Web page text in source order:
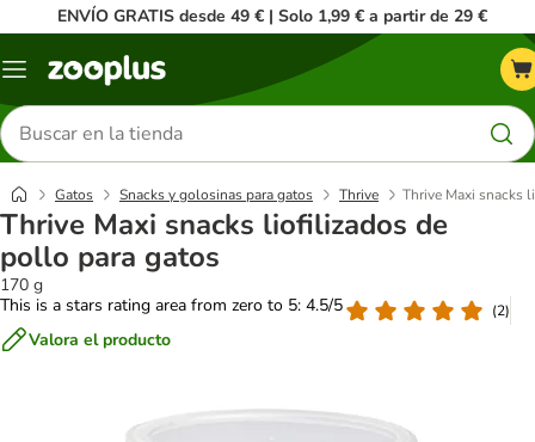
ENVÍO GRATIS desde 49 € | Solo 1,99 € a partir de 29 €
Menú
Buscar
productos
Gatos Snacks y golosinas para gatos Thrive Thrive Maxi snacks
Thrive Maxi snacks liofilizados de
pollo para gatos
170 g
This is a stars rating area from zero to 5: 4.5/5
(2)
Valora el producto